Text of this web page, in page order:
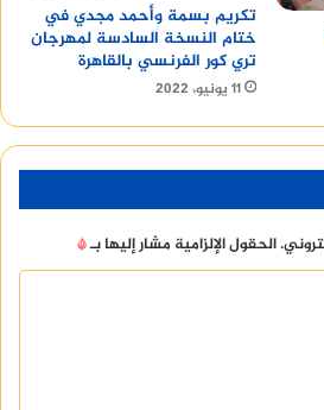
تكريم بسمة وأحمد مجدي في
ختام النسخة السادسة لمهرجان
تري كور الفرنسي بالقاهرة
11 يونيو، 2022
الحقول الإلزامية مشار إليها بـ*